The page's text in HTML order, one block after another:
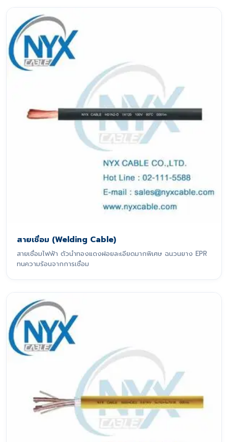
สายเชื่อม (Welding Cable)
สายเชื่อมไฟฟ้า ตัวนำทองแดงฝอยละเอียดมากพิเศษ ฉนวนยาง EPR
ทนความร้อนจากการเชื่อม